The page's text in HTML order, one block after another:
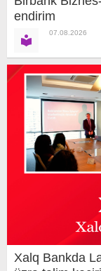
endirim
07.08.2026
Xalq Bankda